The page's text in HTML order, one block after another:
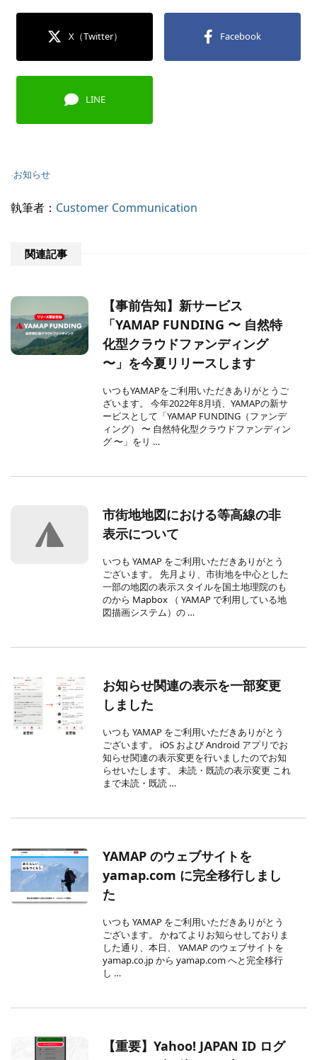
X（Twitter） Facebook
LINE
-お知らせ
執筆者： Customer Communication
関連記事
【事前告知】新サービス
「YAMAP FUNDING 〜 自然特
化型クラウドファンディング
〜」を今夏リリースします
いつもYAMAPをご利用いただきありがとうご
ざいます。 今年2022年8月頃、YAMAPの新サ
ービスとして「YAMAP FUNDING（ファンデ
ィング） 〜 自然特化型クラウドファンディン
グ 〜」をリ …
市街地地図における等高線の非
表示について
いつも YAMAP をご利用いただきありがとう
ございます。 先月より、市街地を中心とした
一部の地図の表示スタイルを国土地理院のも
のから Mapbox （ YAMAP で利用している地
図描画システム）の …
お知らせ関連の表示を一部変更
しました
いつも YAMAP をご利用いただきありがとう
ございます。 iOS および Android アプリでお
知らせ関連の表示変更を行いましたのでお知
らせいたします。 未読・既読の表示変更 これ
まで未読・既読 …
YAMAP のウェブサイトを
yamap.com に完全移行しまし
た
いつも YAMAP をご利用いただきありがとう
ございます。 かねてよりお知らせしておりま
した通り、本日、 YAMAP のウェブサイトを
yamap.co.jp から yamap.com へと完全移行
し …
【重要】Yahoo! JAPAN ID ログ